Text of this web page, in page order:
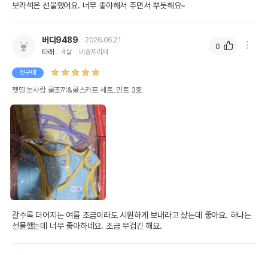
보라색은 선물했어요. 너무 좋아해서 주면서 뿌듯해요~
버디9489
2026.06.21
타래
4살 비숑프리제
첫구매
펫띵 눈사람 쿨조끼&쿨스카프 세트_민트 3호
갈수록 더어지는 여름 조금이라도 시원하게 보내라고 샀는데 좋아요. 하나는
선물했는데 너무 좋아하네요. 조금 무겁긴 해요.
0